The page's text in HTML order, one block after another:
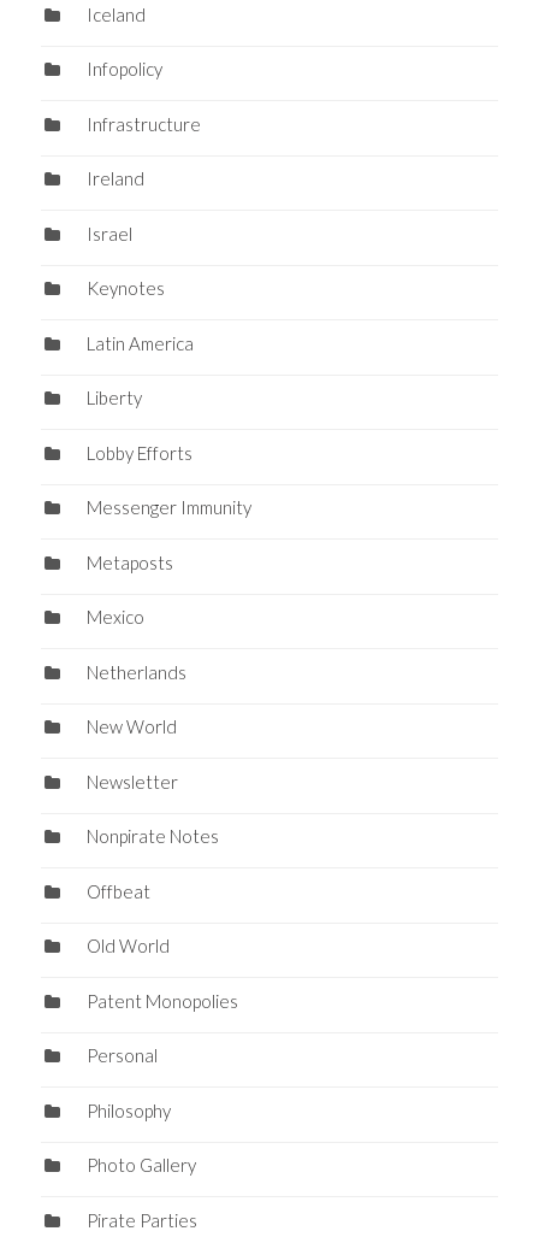
Iceland
Infopolicy
Infrastructure
Ireland
Israel
Keynotes
Latin America
Liberty
Lobby Efforts
Messenger Immunity
Metaposts
Mexico
Netherlands
New World
Newsletter
Nonpirate Notes
Offbeat
Old World
Patent Monopolies
Personal
Philosophy
Photo Gallery
Pirate Parties